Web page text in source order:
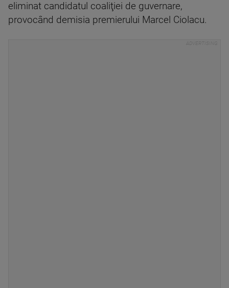
eliminat candidatul coaliţiei de guvernare,
provocând demisia premierului Marcel Ciolacu.